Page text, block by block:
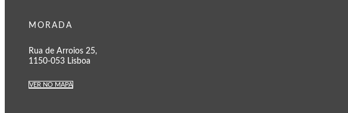
MORADA
Rua de Arroios 25,
1150-053 Lisboa
VER NO MAPA